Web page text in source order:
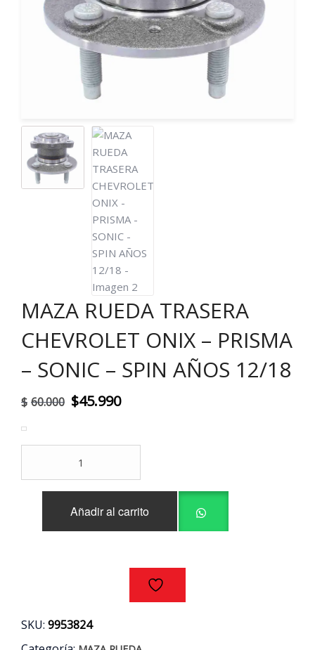
MAZA RUEDA TRASERA
CHEVROLET ONIX – PRISMA
– SONIC – SPIN AÑOS 12/18
$ 60.000 El
original
era:
$60.000.
$45.990El
actual
$45.990.
TRASERA
12/18
cantidad
Añadir al carrito
SKU: 9953824